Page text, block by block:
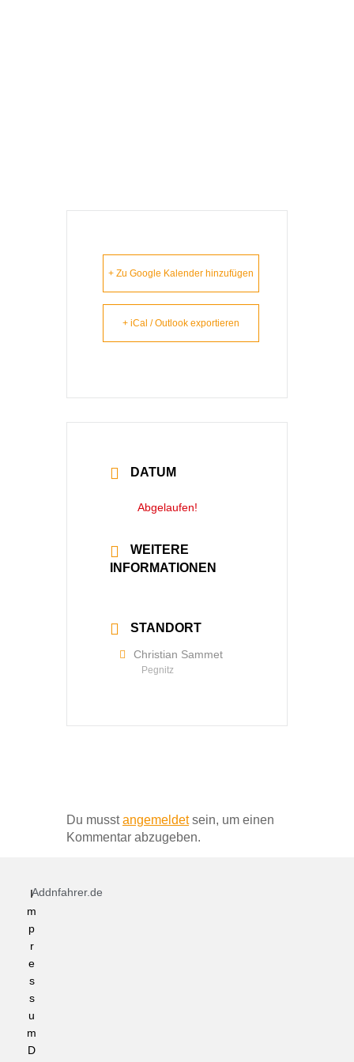
+ Zu Google Kalender hinzufügen
+ iCal / Outlook exportieren
DATUM
Abgelaufen!
WEITERE
INFORMATIONEN
STANDORT
Christian Sammet
Pegnitz
Du musstangemeldetsein, um einen
Kommentar abzugeben.
Addnfahrer.de
I
m
p
r
e
s
s
u
m
D